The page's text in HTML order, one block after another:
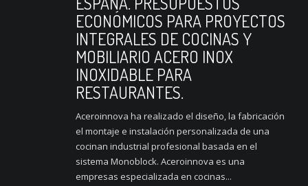
ECONÓMICOS PARA PROYECTOS
INTEGRALES DE COCINAS Y
MOBILIARIO ACERO INOX
INOXIDABLE PARA
RESTAURANTES.
Aceroinnova ha realizado el diseño, la fabricación
el montaje e instalación personalizada de una
cocinan industrial profesional basada en el
sistema Monoblock. Aceroinnova es una
empresas especializada en cocinas...